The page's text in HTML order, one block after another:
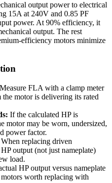
output power to electrical
15A at 240V and 0.85 PF
power. At 90% efficiency, it
output. The rest
efficiency motors minimize
Measure FLA with a clamp meter
motor is delivering its rated
If the calculated HP is
motor may be worn, undersized,
power factor.
When replacing driven
output (not just nameplate)
load.
HP output versus nameplate
worth replacing with